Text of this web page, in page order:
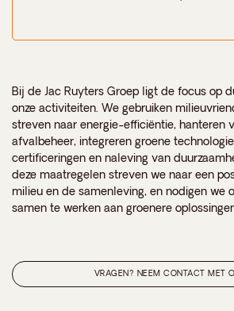
Bij de Jac Ruyters Groep ligt de focus op
onze activiteiten. We gebruiken
streven naar energie-efficiëntie, hanteren
afvalbeheer, integreren groene
certificeringen en naleving van
deze maatregelen streven we naar een
milieu en de samenleving, en nodigen we
samen te werken aan groenere
VRAGEN? NEEM CONTACT MET